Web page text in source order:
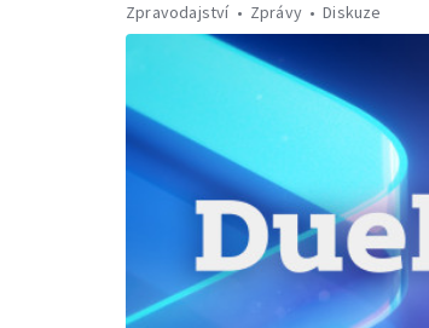
Zpravodajství Zprávy Diskuze